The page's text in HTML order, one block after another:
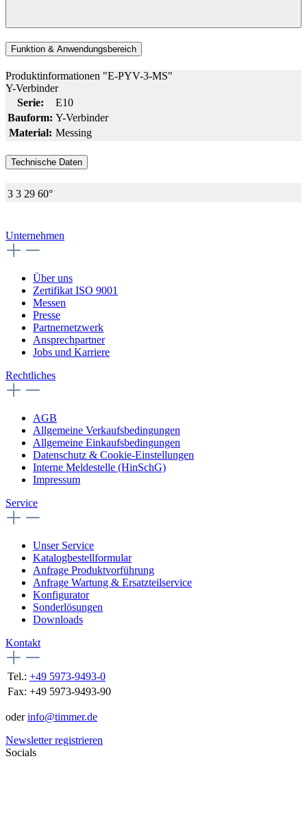
Funktion & Anwendungsbereich
Produktinformationen "E-PYV-3-MS"
Y-Verbinder
Serie:
E10
Bauform: Y-Verbinder
Material: Messing
Technische Daten
3 3 29 60°
Unternehmen
Über uns
Zertifikat ISO 9001
Messen
Presse
Partnernetzwerk
Ansprechpartner
Jobs und Karriere
Rechtliches
AGB
Allgemeine Verkaufsbedingungen
Allgemeine Einkaufsbedingungen
Datenschutz & Cookie-Einstellungen
Interne Meldestelle (HinSchG)
Impressum
Service
Unser Service
Katalogbestellformular
Anfrage Produktvorführung
Anfrage Wartung & Ersatzteilservice
Konfigurator
Sonderlösungen
Downloads
Kontakt
Tel.: +49 5973-9493-0
Fax: +49 5973-9493-90
oderinfo@timmer.de
Newsletter registrieren
Socials